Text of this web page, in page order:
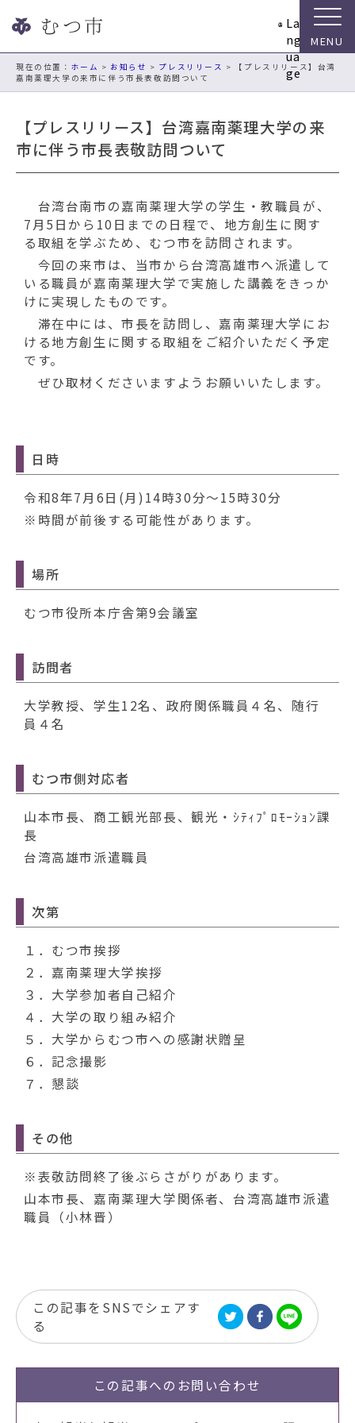
ビ
La
ng
ua
ge
現在の位置： ホーム > お知らせ > プレスリリース > 【プレスリリース】台湾
嘉南薬理大学の来市に伴う市長表敬訪問ついて
【プレスリリース】台湾嘉南薬理大学の来
市に伴う市長表敬訪問ついて
台湾台南市の嘉南薬理大学の学生・教職員が、
7月5日から10日までの日程で、地方創生に関す
る取組を学ぶため、むつ市を訪問されます。
今回の来市は、当市から台湾高雄市へ派遣して
いる職員が嘉南薬理大学で実施した講義をきっか
けに実現したものです。
滞在中には、市長を訪問し、嘉南薬理大学にお
ける地方創生に関する取組をご紹介いただく予定
です。
ぜひ取材くださいますようお願いいたします。
日時
令和8年7月6日(月)14時30分～15時30分
※時間が前後する可能性があります。
場所
むつ市役所本庁舎第9会議室
訪問者
大学教授、学生12名、政府関係職員４名、随行
員４名
むつ市側対応者
山本市長、商工観光部長、観光・ｼﾃｨﾌﾟﾛﾓｰｼｮﾝ課
長
台湾高雄市派遣職員
次第
１．むつ市挨拶
２．嘉南薬理大学挨拶
３．大学参加者自己紹介
４．大学の取り組み紹介
５．大学からむつ市への感謝状贈呈
６．記念撮影
７．懇談
その他
※表敬訪問終了後ぶらさがりがあります。
山本市長、嘉南薬理大学関係者、台湾高雄市派遣
職員（小林晋）
この記事をSNSでシェアす
る
この記事への お問い合わせ